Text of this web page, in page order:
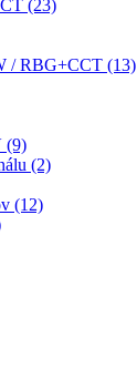
(23)
/ RBG+CCT (13)
(9)
(2)
(12)